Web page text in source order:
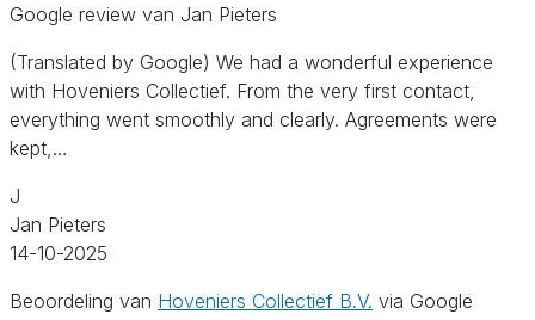
Google review van Jan Pieters
(Translated by Google) We had a wonderful experience
with Hoveniers Collectief. From the very first contact,
everything went smoothly and clearly. Agreements were
kept,…
J
Jan Pieters
14-10-2025
Beoordeling van Hoveniers Collectief B.V. via Google